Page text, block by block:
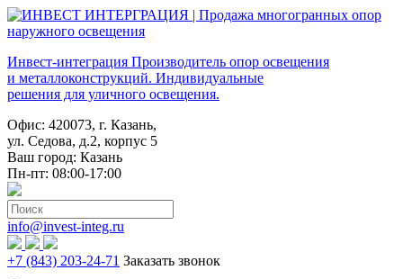
Инвест-интеграция Производитель опор освещения
и металлоконструкций. Индивидуальные
решения для уличного освещения.
Офис: 420073, г. Казань,
ул. Седова, д.2, корпус 5
Ваш город: Казань
Пн-пт: 08:00-17:00
info@invest-integ.ru
+7 (843) 203-24-71 Заказать звонок